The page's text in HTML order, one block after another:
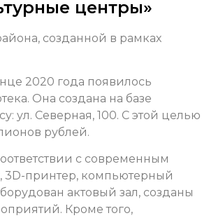
центры»
созданной в рамках
2020 года появилось
Она создана на базе
ул. Северная, 100. С этой целью
рублей.
с современным
3D-принтер, компьютерный
актовый зал, созданы
Кроме того,